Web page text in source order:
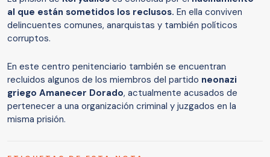
al que están sometidos los reclusos. En ella conviven
delincuentes comunes, anarquistas y también políticos
corruptos.
En este centro penitenciario también se encuentran
recluidos algunos de los miembros del partido neonazi
griego Amanecer Dorado, actualmente acusados de
pertenecer a una organización criminal y juzgados en la
misma prisión.